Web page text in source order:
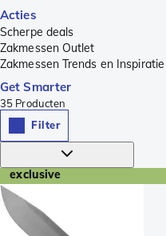
Acties
Scherpe deals
Zakmessen Outlet
Zakmessen Trends en Inspiratie
Get Smarter
35 Producten
Filter
exclusive